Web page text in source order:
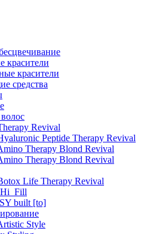
красители
красители
средства
Revival
Peptide Therapy Revival
Therapy Blond Revival
Therapy Blond Revival
Life Therapy Revival
built [to]
Style